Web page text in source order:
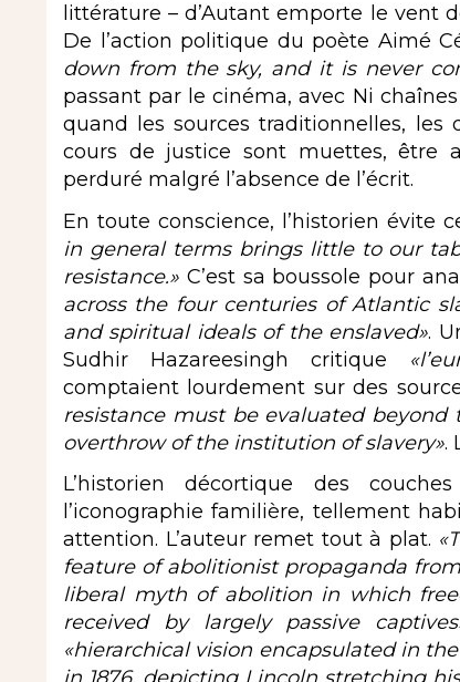
littérature – d’Autant emporte le vent
De l’action politique du poète Aimé
down from the sky, and it is never
passant par le cinéma, avec Ni
quand les sources traditionnelles,
cours de justice sont muettes, être
perduré malgré l’absence de l’écrit.
En toute conscience, l’historien évite
in general terms brings little to our
resistance.» C’est sa boussole pour
across the four centuries of Atlantic
and spiritual ideals of the enslaved».
Sudhir Hazareesingh critique
comptaient lourdement sur des
resistance must be evaluated
overthrow of the institution of slavery».
L’historien décortique des
l’iconographie familière, tellement
attention. L’auteur remet tout à plat.
feature of abolitionist propaganda
liberal myth of abolition in which
received by largely passive
«hierarchical vision encapsulated in